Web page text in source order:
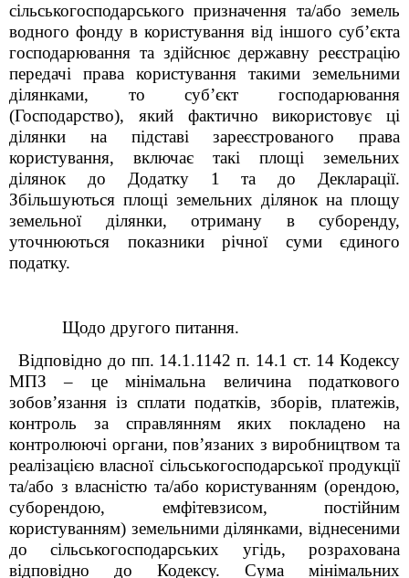
сільськогосподарського призначення та/або земель
водного фонду в користування від іншого суб’єкта
господарювання та здійснює державну реєстрацію
передачі права користування такими земельними
ділянками, то суб’єкт господарювання
(Господарство), який фактично використовує ці
ділянки на підставі зареєстрованого права
користування, включає такі площі земельних
ділянок до Додатку 1 та до Декларації.
Збільшуються площі земельних ділянок на площу
земельної ділянки, отриману в суборенду,
уточнюються показники річної суми єдиного
податку.
Щодо другого питання.
Відповідно до пп. 14.1.1142 п. 14.1 ст. 14 Кодексу
МПЗ – це мінімальна величина податкового
зобов’язання із сплати податків, зборів, платежів,
контроль за справлянням яких покладено на
контролюючі органи, пов’язаних з виробництвом та
реалізацією власної сільськогосподарської продукції
та/або з власністю та/або користуванням (орендою,
суборендою, емфітевзисом, постійним
користуванням) земельними ділянками, віднесеними
до сільськогосподарських угідь, розрахована
відповідно до Кодексу. Сума мінімальних